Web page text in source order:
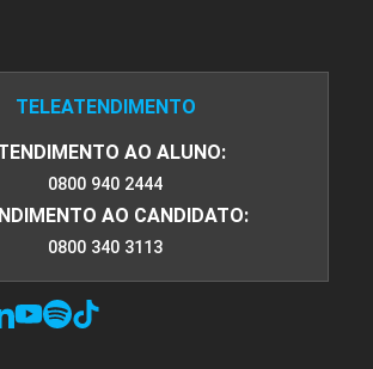
TELEATENDIMENTO
AO ALUNO:
0800 940 2444
AO CANDIDATO:
0800 340 3113